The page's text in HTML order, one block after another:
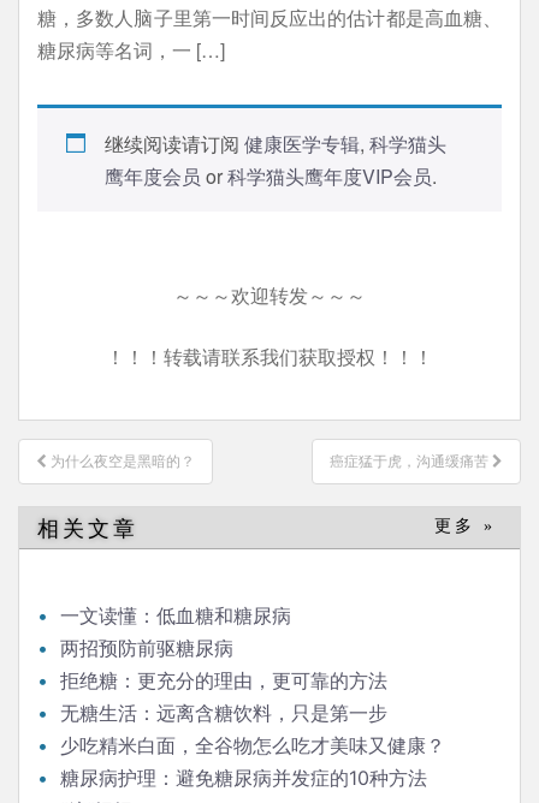
糖，多数人脑子里第一时间反应出的估计都是高血糖、
糖尿病等名词，一 […]
继续阅读请订阅 健康医学专辑, 科学猫头
鹰年度会员 or科学猫头鹰年度VIP会员.
～～～欢迎转发～～～
！！！转载请联系我们获取授权！！！
文
章
导
航
为什么夜空是黑暗的？ 癌症猛于虎，沟通缓痛苦
相关文章 更多 »
一文读懂：低血糖和糖尿病
两招预防前驱糖尿病
拒绝糖：更充分的理由，更可靠的方法
无糖生活：远离含糖饮料，只是第一步
少吃精米白面，全谷物怎么吃才美味又健康？
糖尿病护理：避免糖尿病并发症的10种方法